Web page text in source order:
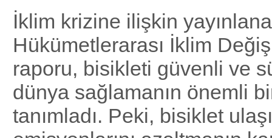
İklim krizine ilişkin
Hükümetlerarası İklim
raporu, bisikleti güvenli ve
dünya sağlamanın önemli
tanımladı. Peki, bisiklet